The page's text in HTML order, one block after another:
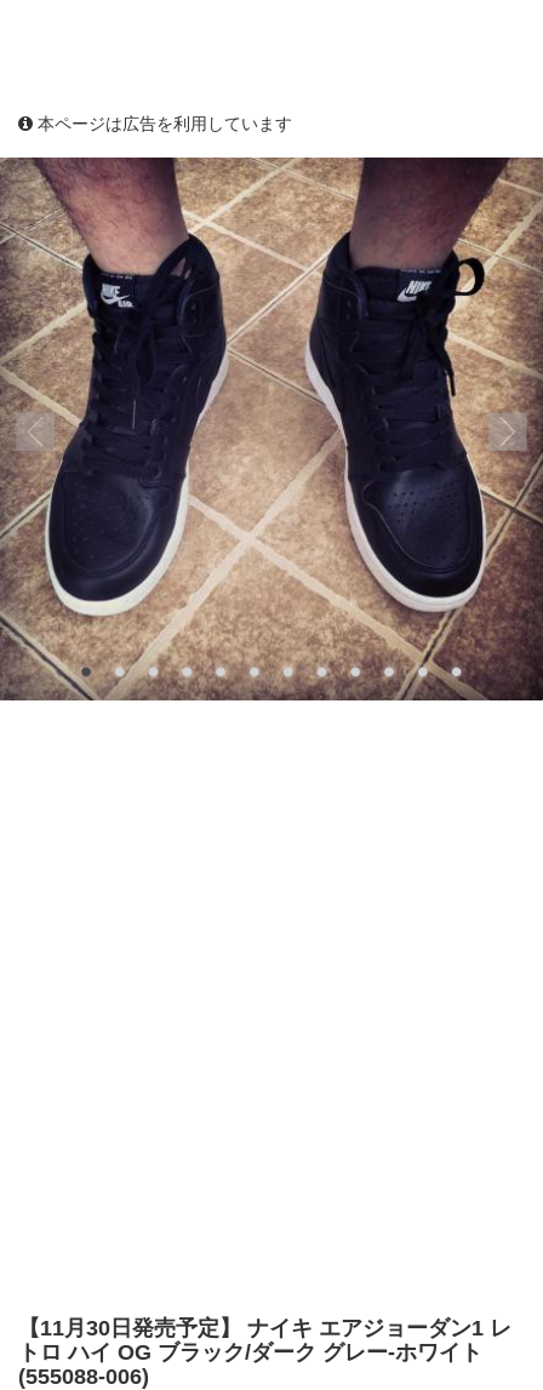
本ページは広告を利用しています
【11月30日発売予定】 ナイキ エアジョーダン1 レ
トロ ハイ OG ブラック/ダーク グレー-ホワイト
(555088-006)